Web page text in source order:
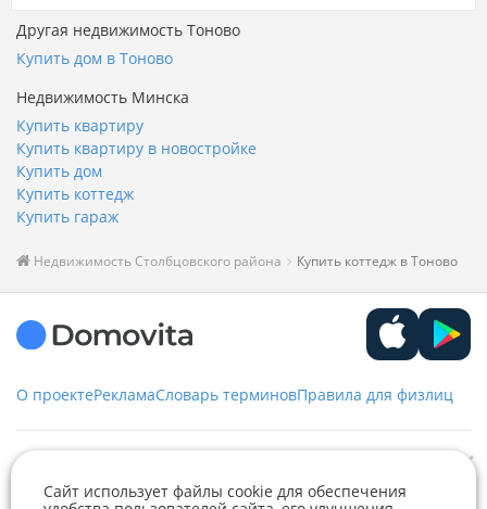
Другая недвижимость Тоново
Купить дом в Тоново
Недвижимость Минска
Купить квартиру
Купить квартиру в новостройке
Купить дом
Купить коттедж
Купить гараж
Недвижимость Столбцовского района Купить коттедж в Тоново
О проектеРекламаСловарь терминовПравила для физлиц
Служба заботы
Сайт использует файлы cookie для обеспечения